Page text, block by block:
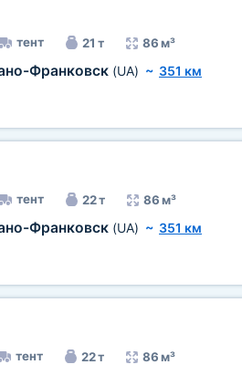
тент 21 т 86 м³
Франковск (UA) ~ 351 км
тент 22 т 86 м³
Франковск (UA) ~ 351 км
тент 22 т 86 м³